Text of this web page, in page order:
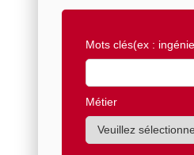
Mots clés(ex :
Métier